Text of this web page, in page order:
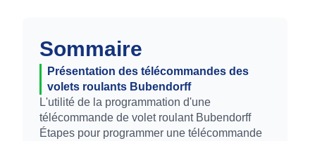
Sommaire
Présentation des télécommandes des
volets roulants Bubendorff
L'utilité de la programmation d'une
télécommande de volet roulant Bubendorff
Étapes pour programmer une télécommande